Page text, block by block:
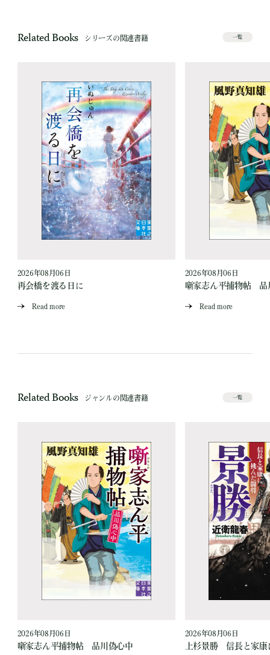
Related Books シリーズの関連書籍 一覧
2026年08月06日
再会橋を渡る日に
Read more
2026年08月06日
噺家志ん平捕物帖 品
Read more
Related Books ジャンルの関連書籍 一覧
2026年08月06日
噺家志ん平捕物帖 品川偽心中
2026年08月06日
上杉景勝 信長と家康